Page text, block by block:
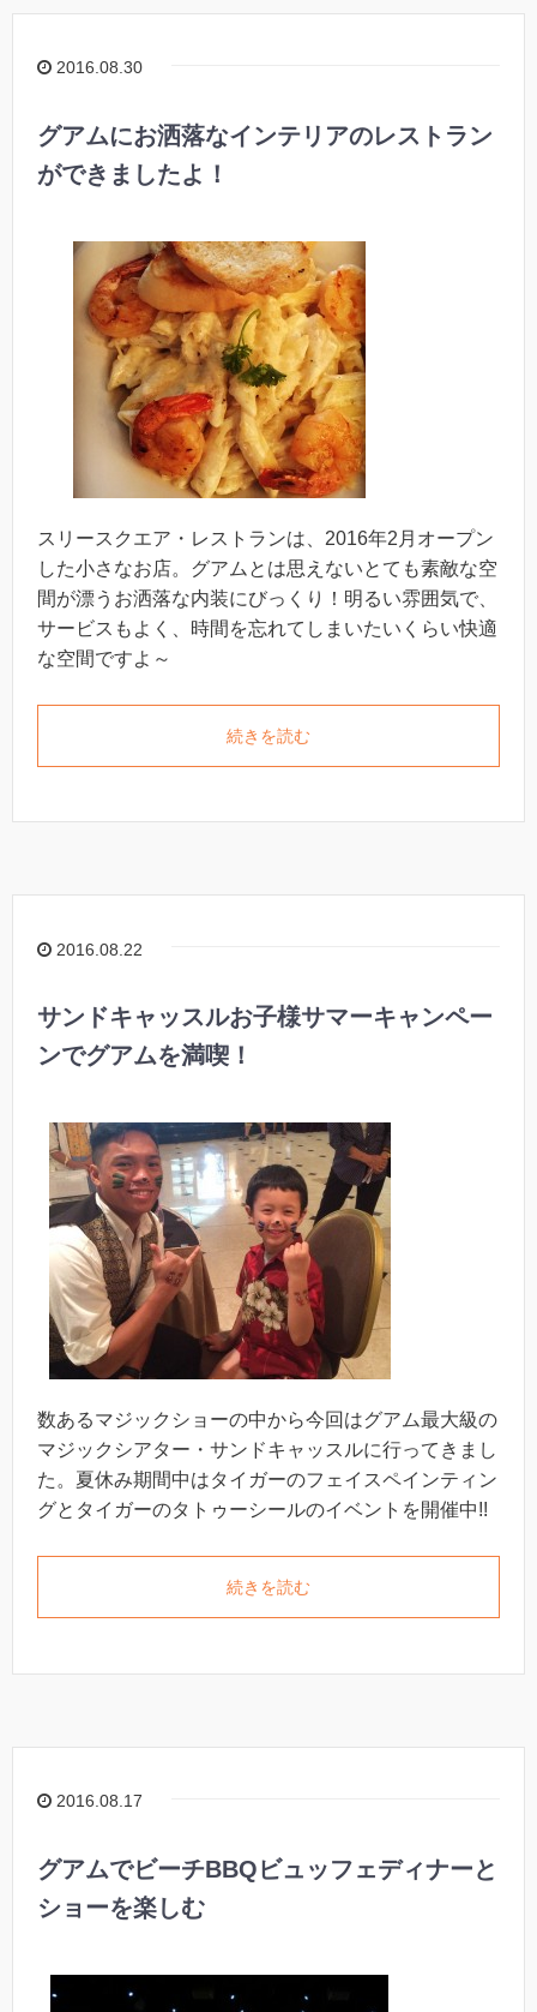
2016.08.30
グアムにお洒落なインテリアのレストラン
ができましたよ！
スリースクエア・レストランは、2016年2月オープン
した小さなお店。グアムとは思えないとても素敵な空
間が漂うお洒落な内装にびっくり！明るい雰囲気で、
サービスもよく、時間を忘れてしまいたいくらい快適
な空間ですよ～
続きを読む
2016.08.22
サンドキャッスルお子様サマーキャンペー
ンでグアムを満喫！
数あるマジックショーの中から今回はグアム最大級の
マジックシアター・サンドキャッスルに行ってきまし
た。夏休み期間中はタイガーのフェイスペインティン
グとタイガーのタトゥーシールのイベントを開催中!!
続きを読む
2016.08.17
グアムでビーチBBQビュッフェディナーと
ショーを楽しむ